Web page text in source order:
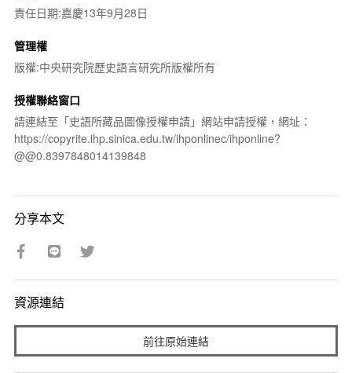
責任日期:嘉慶13年9月28日
管理權
版權:中央研究院歷史語言研究所版權所有
授權聯絡窗口
請連結至「史語所藏品圖像授權申請」網站申請授權，網址：
https://copyrite.ihp.sinica.edu.tw/ihponlinec/ihponline?
@@0.8397848014139848
分享本文
資源連結
前往原始連結